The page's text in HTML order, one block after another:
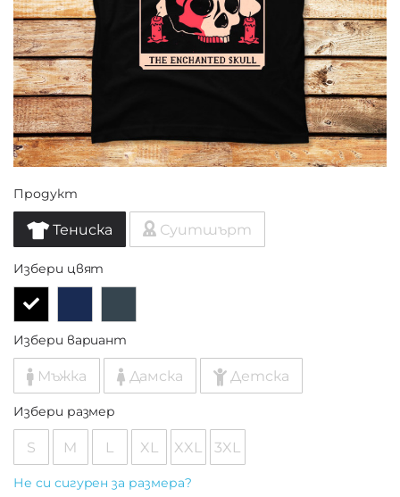
Продукт
Тениска Суитшърт
Избери цвят
Избери вариант
Мъжка Дамска Детска
Избери размер
S M L XL XXL 3XL
Не си сигурен за размера?